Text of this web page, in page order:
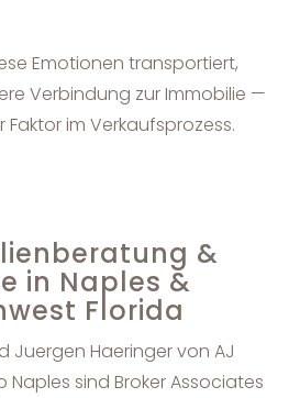
Emotionen transportiert,
Verbindung zur Immobilie —
im Verkaufsprozess.
&
in Naples &
Florida
Juergen Haeringer von AJ
sind Broker Associates